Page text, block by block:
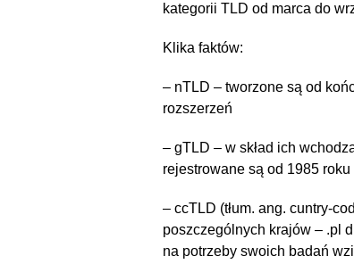
kategorii TLD od marca do
Klika faktów:
– nTLD – tworzone są od
rozszerzeń
– gTLD – w skład ich
rejestrowane są od 1985 roku
– ccTLD (tłum. ang. cuntry-
poszczególnych krajów – .pl
na potrzeby swoich badań